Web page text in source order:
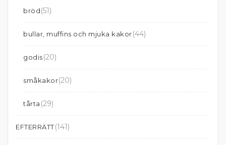
bröd(51)
bullar, muffins och mjuka kakor(44)
godis(20)
småkakor(20)
tårta (29)
EFTERRÄTT(141)